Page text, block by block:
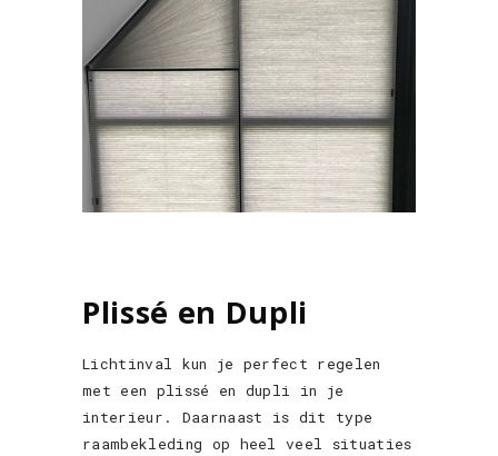
Plissé en Dupli
Lichtinval kun je perfect regelen
met een plissé en dupli in je
interieur. Daarnaast is dit type
raambekleding op heel veel situaties